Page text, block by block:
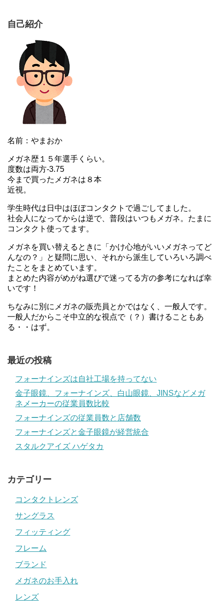
自己紹介
名前：やまおか
メガネ歴１５年選手くらい。
度数は両方-3.75
今まで買ったメガネは８本
近視。
学生時代は日中はほぼコンタクトで過ごしてました。
社会人になってからは逆で、普段はいつもメガネ。たまに
コンタクト使ってます。
メガネを買い替えるときに「かけ心地がいいメガネってど
んなの？」と疑問に思い、それから派生していろいろ調べ
たことをまとめています。
まとめた内容がめがね選びで迷ってる方の参考になれば幸
いです！
ちなみに別にメガネの販売員とかではなく、一般人です。
一般人だからこそ中立的な視点で（？）書けることもあ
る・・はず。
最近の投稿
フォーナインズは自社工場を持ってない
金子眼鏡、フォーナインズ、白山眼鏡、JINSなどメガ
ネメーカーの従業員数比較
フォーナインズの従業員数と店舗数
フォーナインズと金子眼鏡が経営統合
スタルクアイズ ハゲタカ
カテゴリー
コンタクトレンズ
サングラス
フィッティング
フレーム
ブランド
メガネのお手入れ
レンズ